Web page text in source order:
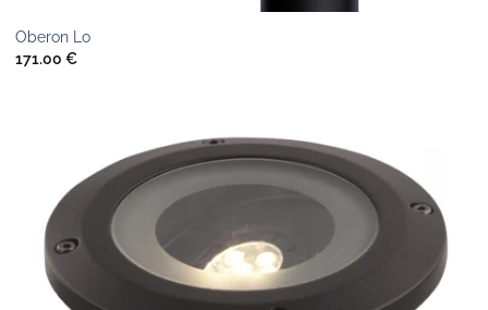
Oberon Lo
171.00 €